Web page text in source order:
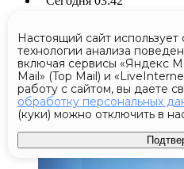
на пляже в
Настоящий сайт
технологии анализа
включая сервисы «Яндекс
Mail» (Top Mail) и
работу с сайтом, вы даете
обработку персональных
(куки) можно отключить в